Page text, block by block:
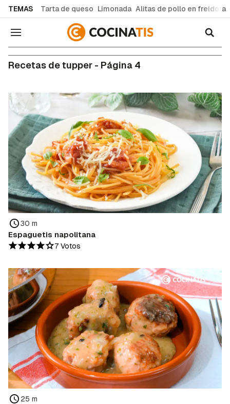
TEMAS Tarta de queso Limonada Alitas de pollo en freidora
Navegación
Recetas de tupper - Página 4
30 m
Espaguetis napolitana
7 Votos
25 m